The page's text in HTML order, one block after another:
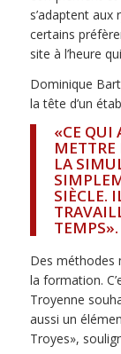
s’adaptent
certains
site à l’heure
Dominique
la tête d’un
«CE QUI
METTRE
LA
SIÈCLE.
TEMPS».
Des méthodes
la formation.
Troyenne
aussi un
Troyes»,